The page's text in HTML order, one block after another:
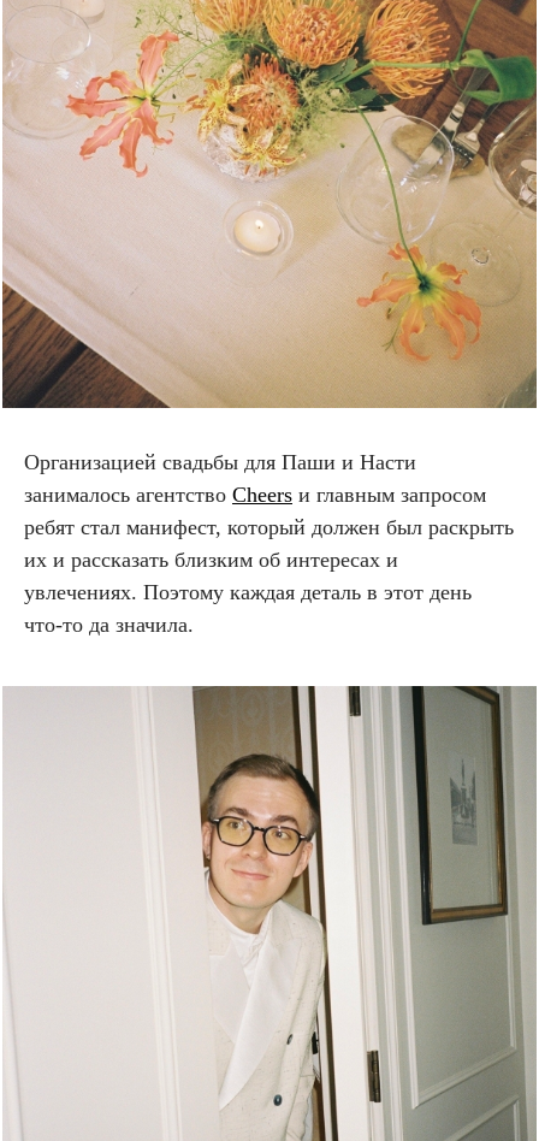
Организацией свадьбы для Паши и Насти
занималось агентство Cheers и главным запросом
ребят стал манифест, который должен был раскрыть
их и рассказать близким об интересах и
увлечениях. Поэтому каждая деталь в этот день
что-то да значила.